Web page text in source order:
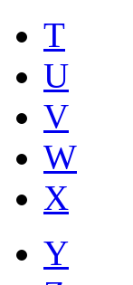
T
U
V
W
X
Y